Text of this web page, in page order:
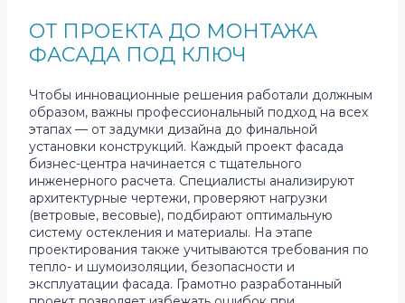
ОТ ПРОЕКТА ДО МОНТАЖА
ФАСАДА ПОД КЛЮЧ
Чтобы инновационные решения работали должным
образом, важны профессиональный подход на всех
этапах — от задумки дизайна до финальной
установки конструкций. Каждый проект фасада
бизнес-центра начинается с тщательного
инженерного расчета. Специалисты анализируют
архитектурные чертежи, проверяют нагрузки
(ветровые, весовые), подбирают оптимальную
систему остекления и материалы. На этапе
проектирования также учитываются требования по
тепло- и шумоизоляции, безопасности и
эксплуатации фасада. Грамотно разработанный